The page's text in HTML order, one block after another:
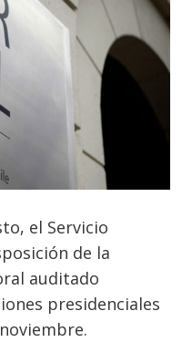
el Servicio
de la
auditado
presidenciales